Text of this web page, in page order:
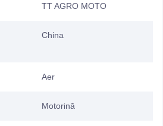
TT AGRO MOTO
China
Aer
Motorină